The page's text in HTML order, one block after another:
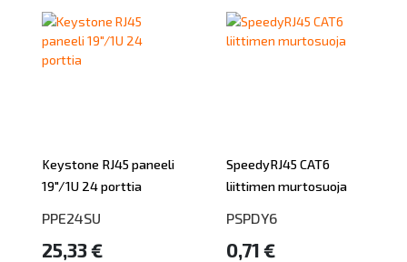
Keystone RJ45 paneeli
19"/1U 24 porttia
PPE24SU
25,33 €
SpeedyRJ45 CAT6
liittimen murtosuoja
PSPDY6
0,71 €